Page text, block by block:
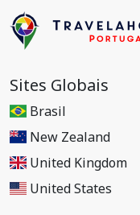
Sites Globais
Brasil
New Zealand
United Kingdom
United States